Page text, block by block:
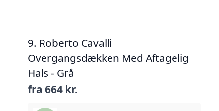
9. Roberto Cavalli
Overgangsdækken Med Aftagelig
Hals - Grå
fra 664 kr.